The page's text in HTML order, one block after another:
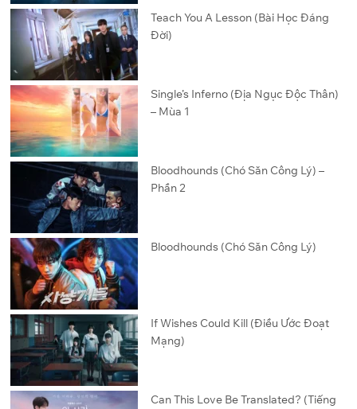
Teach You A Lesson (Bài Học Đáng
Đời)
Single’s Inferno (Địa Ngục Độc Thân)
– Mùa 1
Bloodhounds (Chó Săn Công Lý) –
Phần 2
Bloodhounds (Chó Săn Công Lý)
If Wishes Could Kill (Điều Ước Đoạt
Mạng)
Can This Love Be Translated? (Tiếng